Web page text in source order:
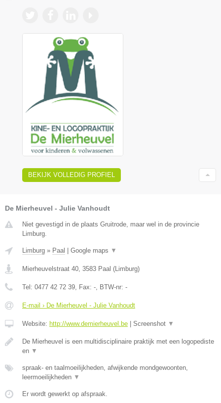
BEKIJK VOLLEDIG PROFIEL
De Mierheuvel - Julie Vanhoudt
Niet gevestigd in de plaats Gruitrode, maar wel in de provincie
Limburg.
Limburg » Paal Google maps ▼
Mierheuvelstraat 40, 3583 Paal (Limburg)
Tel: 0477 42 72 39, Fax: -, BTW-nr: -
E-mail › De Mierheuvel - Julie Vanhoudt
Website: http://www.demierheuvel.be Screenshot ▼
De Mierheuvel is een multidisciplinaire praktijk met een logopediste
en ▼
spraak- en taalmoeilijkheden, afwijkende mondgewoonten,
leermoeilijkheden ▼
Er wordt gewerkt op afspraak.